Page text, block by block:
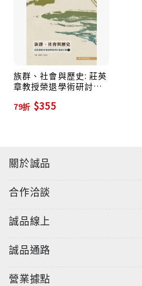
族群、社會與歷史: 莊英
章教授榮退學術研討會
79折 $355
關於誠品
合作洽談
誠品線上
誠品通路
營業據點